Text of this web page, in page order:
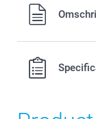
Alle prijzen zijn
verzendkosten.